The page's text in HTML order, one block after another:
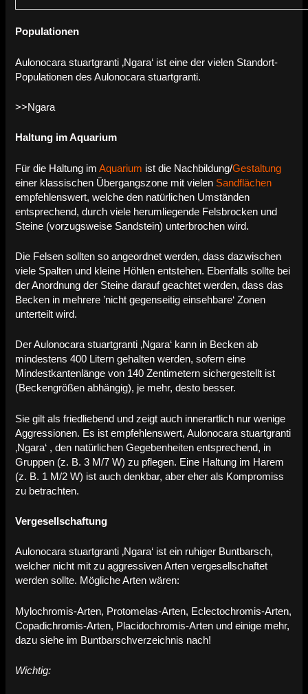
Populationen
Aulonocara stuartgranti ‚Ngara‘ ist eine der vielen Standort-
Populationen des Aulonocara stuartgranti.
>>Ngara
Haltung im Aquarium
Für die Haltung imAquarium ist die Nachbildung/Gestaltung
einer klassischen Übergangszone mit vielen Sandflächen
empfehlenswert, welche den natürlichen Umständen
entsprechend, durch viele herumliegende Felsbrocken und
Steine (vorzugsweise Sandstein) unterbrochen wird.
Die Felsen sollten so angeordnet werden, dass dazwischen
viele Spalten und kleine Höhlen entstehen. Ebenfalls sollte bei
der Anordnung der Steine darauf geachtet werden, dass das
Becken in mehrere ’nicht gegenseitig einsehbare‘ Zonen
unterteilt wird.
Der Aulonocara stuartgranti ‚Ngara‘ kann in Becken ab
mindestens 400 Litern gehalten werden, sofern eine
Mindestkantenlänge von 140 Zentimetern sichergestellt ist
(Beckengrößen abhängig), je mehr, desto besser.
Sie gilt als friedliebend und zeigt auch innerartlich nur wenige
Aggressionen. Es ist empfehlenswert, Aulonocara stuartgranti
‚Ngara‘ , den natürlichen Gegebenheiten entsprechend, in
Gruppen (z. B. 3 M/7 W) zu pflegen. Eine Haltung im Harem
(z. B. 1 M/2 W) ist auch denkbar, aber eher als Kompromiss
zu betrachten.
Vergesellschaftung
Aulonocara stuartgranti ‚Ngara‘ ist ein ruhiger Buntbarsch,
welcher nicht mit zu aggressiven Arten vergesellschaftet
werden sollte. Mögliche Arten wären:
Mylochromis-Arten, Protomelas-Arten, Eclectochromis-Arten,
Copadichromis-Arten, Placidochromis-Arten und einige mehr,
dazu siehe im Buntbarschverzeichnis nach!
Wichtig: